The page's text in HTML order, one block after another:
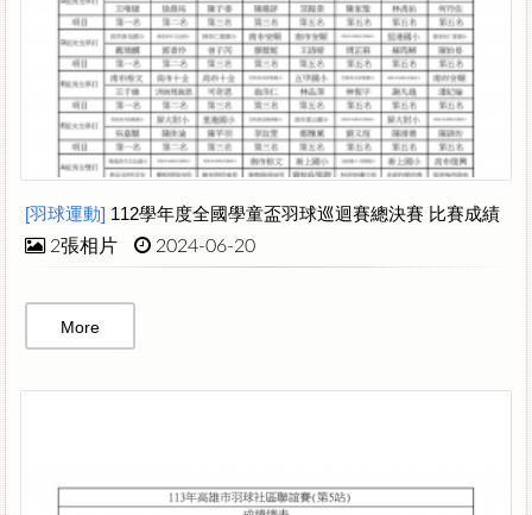
[羽球運動] 112學年度全國學童盃羽球巡迴賽總決賽 比賽成績
2張相片 2024-06-20
More